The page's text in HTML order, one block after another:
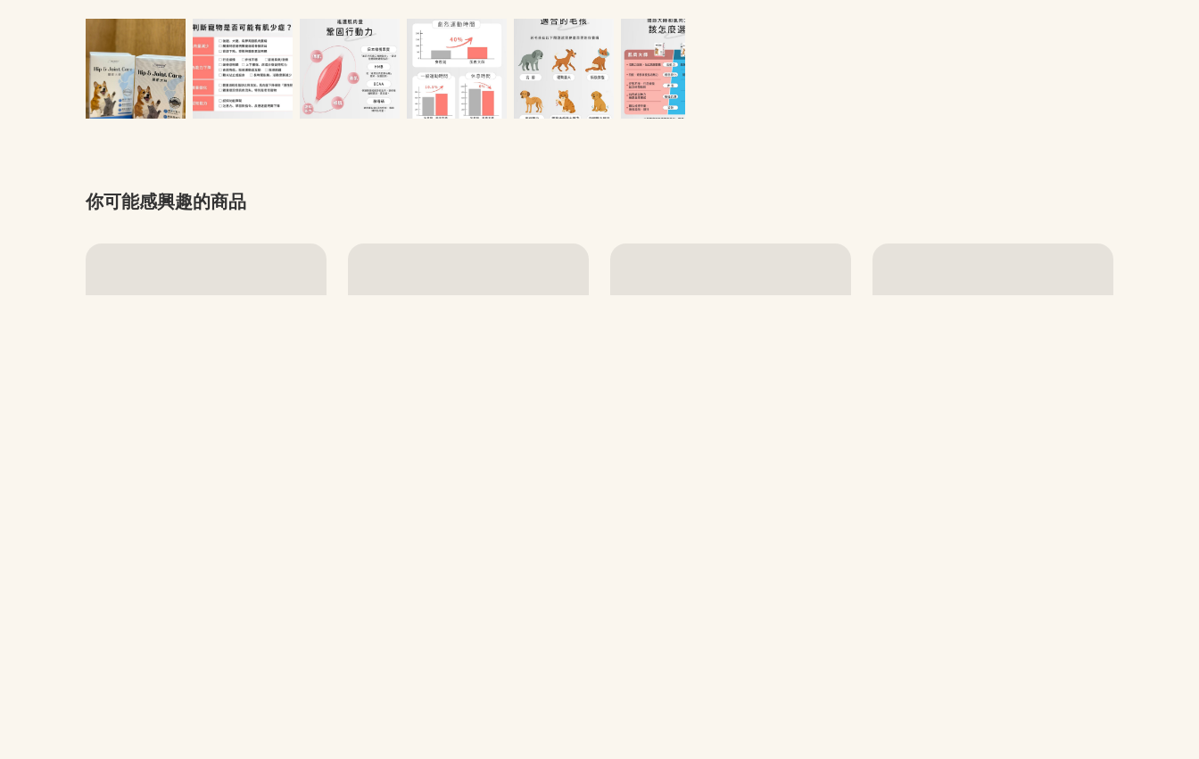
你可能感興趣的商品